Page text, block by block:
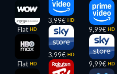
Flat HD
Flat HD
3,99€ HD
3,99€ HD
9,99€ HD
9,99€ HD